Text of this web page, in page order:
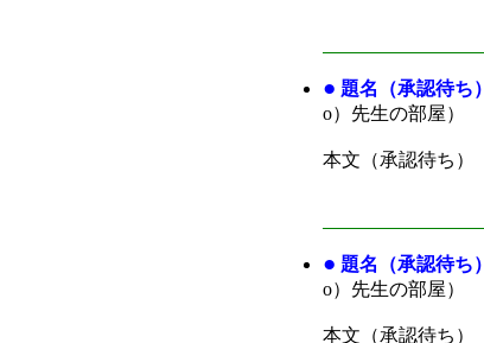
● 題名（承認待ち）
o）先生の部屋）
本文（承認待ち）
● 題名（承認待ち）
o）先生の部屋）
本文（承認待ち）